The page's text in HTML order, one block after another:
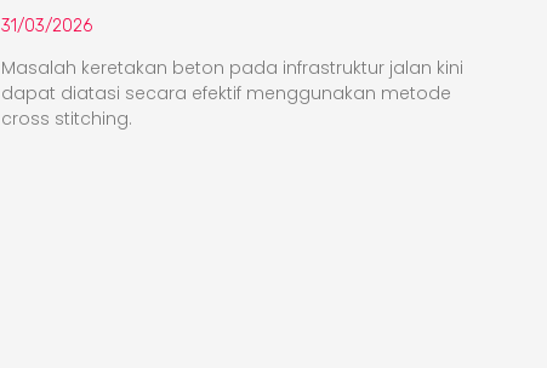
31/03/2026
Masalah keretakan beton pada infrastruktur jalan kini
dapat diatasi secara efektif menggunakan metode
cross stitching.